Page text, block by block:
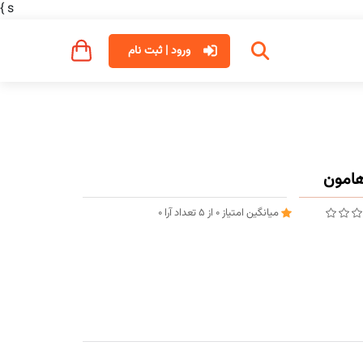
s
}
ورود | ثبت نام
میانگین امتیاز0 از 5تعداد آرا 0